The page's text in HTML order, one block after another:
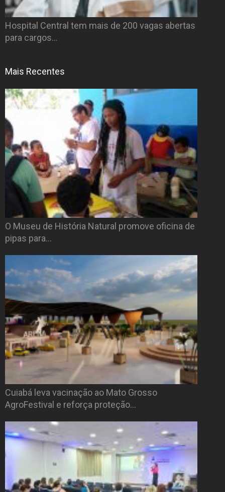
Hospital Central tem mais de 200 vagas abertas
para cargos…
Mais Recentes
O Museu de História Natural promove oficina de
pipas para…
Cuiabá leva vacinação ao Mato Grosso
AgroFestival e reforça proteção…